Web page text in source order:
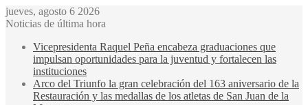
jueves, agosto 6 2026
Noticias de última hora
Vicepresidenta Raquel Peña encabeza graduaciones que
impulsan oportunidades para la juventud y fortalecen las
instituciones
Arco del Triunfo la gran celebración del 163 aniversario de la
Restauración y las medallas de los atletas de San Juan de la